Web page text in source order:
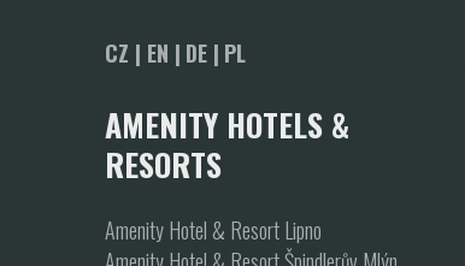
CZ | EN | DE | PL
AMENITY HOTELS &
RESORTS
Amenity Hotel & Resort Lipno